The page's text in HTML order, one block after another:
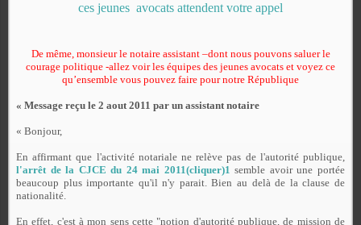
ces jeunes avocats attendent votre appel
De même, monsieur le notaire assistant –dont nous pouvons saluer le
courage politique -allez voir les équipes des jeunes avocats et voyez ce
qu’ensemble vous pouvez faire pour notre République
« Message reçu le 2 aout 2011 par un assistant notaire
« Bonjour,
En affirmant que l'activité notariale ne relève pas de l'autorité publique,
l'arrêt de la CJCE du 24 mai 2011(cliquer)1 semble avoir une portée
beaucoup plus importante qu'il n'y parait. Bien au delà de la clause de
nationalité.
En effet, c'est à mon sens cette "notion d'autorité publique, de mission de